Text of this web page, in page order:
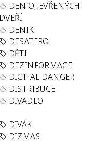
DEN OTEVŘENÝCH
DVEŘÍ
DENIK
DESATERO
DĚTI
DEZINFORMACE
DIGITAL DANGER
DISTRIBUCE
DIVADLO
DIVÁK
DIZMAS